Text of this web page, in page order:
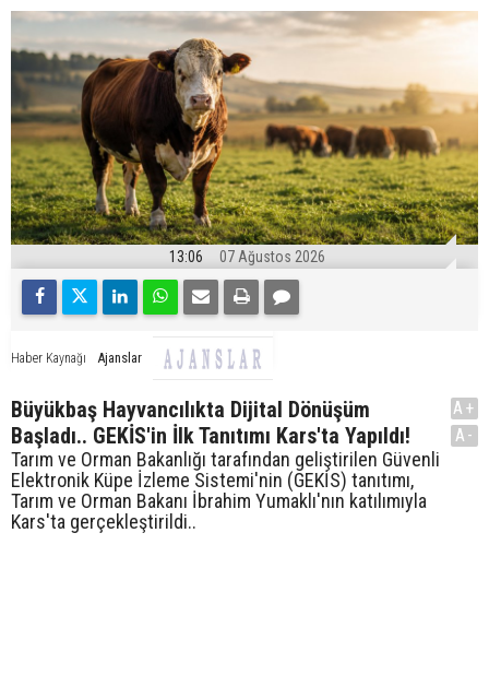
13:06 07 Ağustos 2026
Haber Kaynağı Ajanslar
Büyükbaş Hayvancılıkta Dijital Dönüşüm
Başladı.. GEKİS'in İlk Tanıtımı Kars'ta Yapıldı!
Tarım ve Orman Bakanlığı tarafından geliştirilen Güvenli
Elektronik Küpe İzleme Sistemi'nin (GEKİS) tanıtımı,
Tarım ve Orman Bakanı İbrahim Yumaklı'nın katılımıyla
Kars'ta gerçekleştirildi..
A+
A-